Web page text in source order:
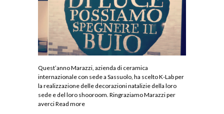
Quest’anno Marazzi, azienda di ceramica
internazionale con sede a Sassuolo, ha scelto K-Lab per
la realizzazione delle decorazioni natalizie della loro
sede e del loro shooroom. Ringraziamo Marazzi per
averciRead more